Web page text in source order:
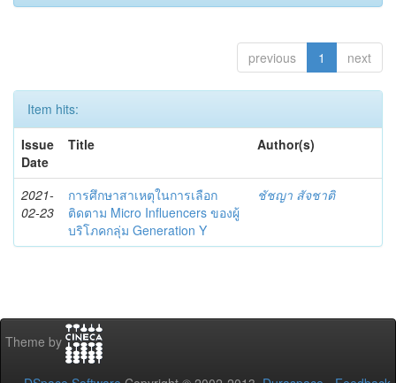
previous 1 next
Item hits:
Issue
Date
Title Author(s)
2021-
02-23
การศึกษาสาเหตุในการเลือก
ติดตาม Micro Influencers ของผู้
บริโภคกลุ่ม Generation Y
ชัชญา สัจชาติ
Theme by